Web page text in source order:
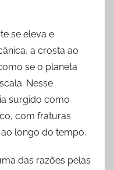
se eleva e
a crosta ao
se o planeta
Nesse
surgido como
com fraturas
longo do tempo.
das razões pelas